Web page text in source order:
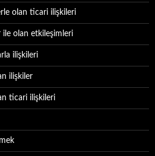
olan ticari ilişkileri
olan etkileşimleri
ilişkileri
ilişkiler
ticari ilişkileri